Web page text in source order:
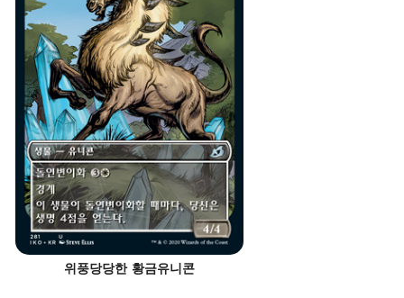
위풍당당한 황금유니콘